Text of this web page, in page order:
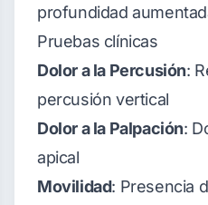
profundidad
Pruebas clínicas
Dolor a la Percusión:
percusión vertical
Dolor a la Palpación:
apical
Movilidad: Presencia